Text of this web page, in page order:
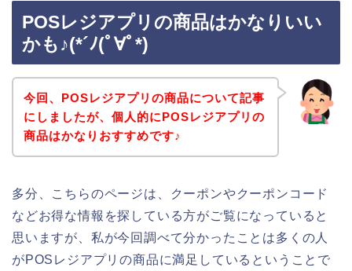
POSレジアプリの商品はかなりいい
かも♪(*´ﾉ(ﾟ∀ﾟ*)
今回、POSレジアプリの商品について記事
にしましたが、個人的にPOSレジアプリの
商品はかなりおすすめです♪
多分、こちらのページは、クーポンやクーポンコード
などお得な情報を探している方がご覧になっていると
思いますが、私が今回調べて分かったことは多くの人
がPOSレジアプリの商品に満足しているということで